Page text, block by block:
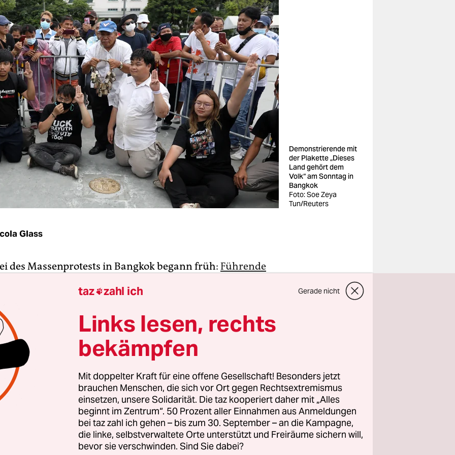
Demonstrierende mit
der Plakette „Dieses
Land gehört dem
Volk“ am Sonntag in
Bangkok
Foto: Soe Zeya
Tun/Reuters
Glass
des Massenprotests in Bangkok begann früh: Führende
versprochen, am Sonntag war es dann so weit: Sie
Plakette in den Boden des „Sanam Luang“ (Königliches
Auf der Inschrift war zu lesen:
20. September 2020“, umrandet von Worten, die
lauten: „Die Menschen sollen wissen, dass dieses Land
nicht dem König.“
dient als Ersatz für jene, die einst in den
einige Kilometer entfernten „Royal Plaza“ eingelassen
aber im April 2017 auf mysteriöse Weise „verschwand“.
taz zahl ich Gerade nicht
Links lesen, rechts
bekämpfen
Mit doppelter Kraft für eine offene Gesellschaft! Besonders jetzt
brauchen Menschen, die sich vor Ort gegen Rechtsextremismus
einsetzen, unsere Solidarität. Die taz kooperiert daher mit „Alles
beginnt im Zentrum“. 50 Prozent aller Einnahmen aus Anmeldungen
bei taz zahl ich gehen – bis zum 30. September – an die Kampagne,
die linke, selbstverwaltete Orte unterstützt und Freiräume sichern will,
bevor sie verschwinden. Sind Sie dabei?